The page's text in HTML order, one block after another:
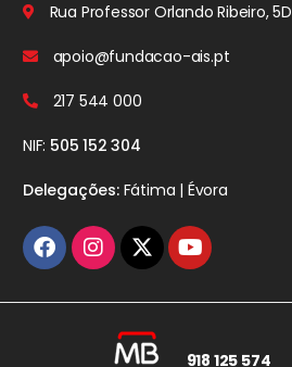
Rua Professor Orlando Ribeiro, 5D
apoio@fundacao-ais.pt
217 544 000
NIF: 505 152 304
Delegações:Fátima | Évora
918 125 574